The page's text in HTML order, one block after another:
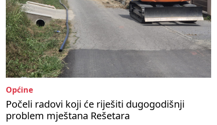
Općine
Počeli radovi koji će riješiti dugogodišnji
problem mještana Rešetara